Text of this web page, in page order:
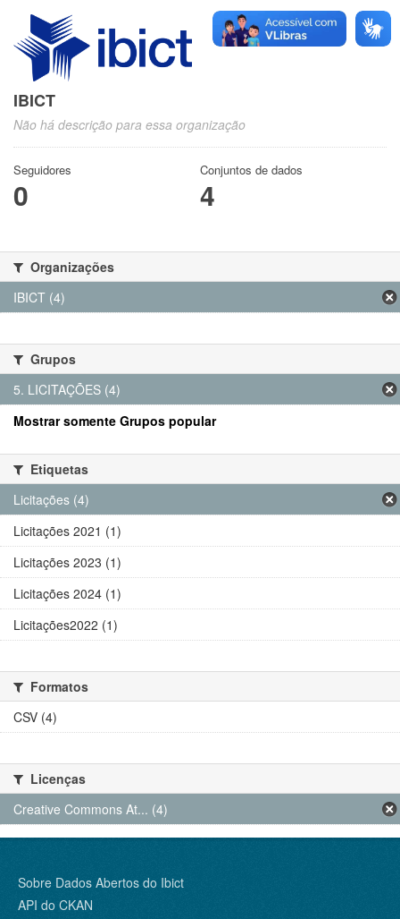
IBICT
Não há descrição para essa organização
Seguidores
0
Conjuntos de dados
4
Organizações
IBICT (4)
Grupos
5. LICITAÇÕES (4)
Mostrar somente Grupos popular
Etiquetas
Licitações (4)
Licitações 2021 (1)
Licitações 2023 (1)
Licitações 2024 (1)
Licitações2022 (1)
Formatos
CSV (4)
Licenças
Creative Commons At... (4)
Sobre Dados Abertos do Ibict
API do CKAN